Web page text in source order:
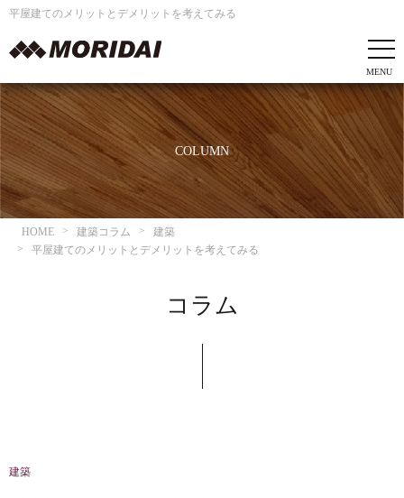
平屋建てのメリットとデメリットを考えてみる
COLUMN
HOME 建築コラム
建築
平屋建てのメリットとデメリットを考えてみる
コラム
建築